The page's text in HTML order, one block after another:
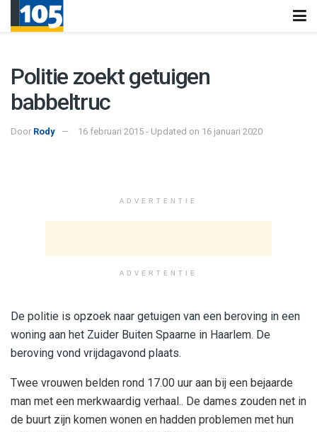
Politie zoekt getuigen
babbeltruc
Door Rody 16 februari 2015 - Updated on 16 januari 2020
ADVERTENTIE
ADVERTENTIE
De politie is opzoek naar getuigen van een beroving in een
woning aan het Zuider Buiten Spaarne in Haarlem. De
beroving vond vrijdagavond plaats.
Twee vrouwen belden rond 17.00 uur aan bij een bejaarde
man met een merkwaardig verhaal.. De dames zouden net in
de buurt zijn komen wonen en hadden problemen met hun